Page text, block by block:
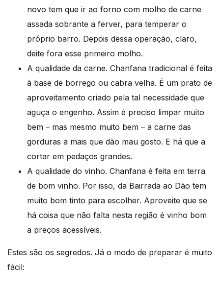
novo tem que ir ao forno com molho de carne
assada sobrante a ferver, para temperar o
próprio barro. Depois dessa operação, claro,
deite fora esse primeiro molho.
A qualidade da carne. Chanfana tradicional é feita
à base de borrego ou cabra velha. É um prato de
aproveitamento criado pela tal necessidade que
aguça o engenho. Assim é preciso limpar muito
bem – mas mesmo muito bem – a carne das
gorduras a mais que dão mau gosto. E há que a
cortar em pedaços grandes.
A qualidade do vinho. Chanfana é feita em terra
de bom vinho. Por isso, da Bairrada ao Dão tem
muito bom tinto para escolher. Aproveite que se
há coisa que não falta nesta região é vinho bom
a preços acessíveis.
Estes são os segredos. Já o modo de preparar é muito
fácil: